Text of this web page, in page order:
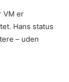
VM er
Hans status
– uden